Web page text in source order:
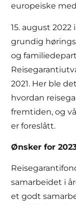
europeiske
15. august
grundig
og
2021. Her ble
hvordan
fremtiden, og
er foreslått.
Ønsker for
samarbeidet i
et godt